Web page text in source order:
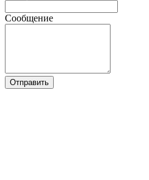
Сообщение
Отправить